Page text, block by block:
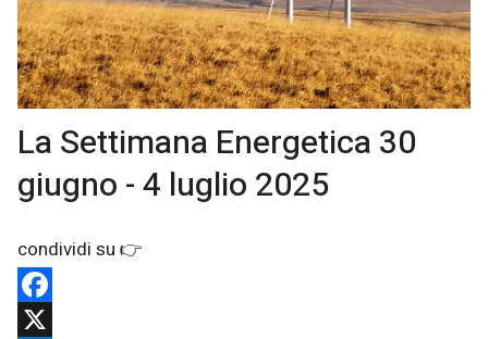
La Settimana Energetica 30
giugno - 4 luglio 2025
Facebook